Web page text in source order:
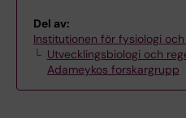
Del av:
Institutionen för fysiologi
Utvecklingsbiologi och
Adameykos forskargrupp